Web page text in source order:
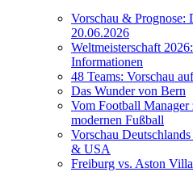
Vorschau & Prognose:
20.06.2026
Weltmeisterschaft
Informationen
48 Teams: Vorschau
Das Wunder von Bern
Vom Football
modernen Fußball
Vorschau
& USA
Freiburg vs. Aston